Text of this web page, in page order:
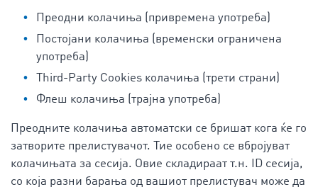
Преодни колачиња (привремена употреба)
Постојани колачиња (временски ограничена
употреба)
Third-Party Cookies колачиња (трети страни)
Флеш колачиња (трајна употреба)
Преодните колачиња автоматски се бришат кога ќе го
затворите прелистувачот. Тие особено се вбројуват
колачињата за сесија. Овие складираат т.н. ID сесија,
со која разни барања од вашиот прелистувач може да